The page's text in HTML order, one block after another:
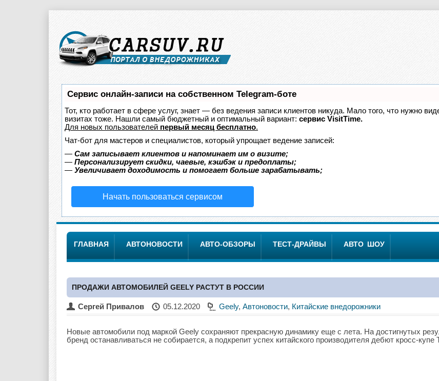
Сервис онлайн-записи на собственном Telegram-боте
Тот, кто работает в сфере услуг, знает — без ведения записи клиентов никуда. Мало того, что нужно
визитах тоже. Нашли самый бюджетный и оптимальный вариант: сервис VisitTime.
Для новых пользователей первый месяц бесплатно.
Чат-бот для мастеров и специалистов, который упрощает ведение записей:
— Сам записывает клиентов и напоминает им о визите;
— Персонализирует скидки, чаевые, кэшбэк и предоплаты;
— Увеличивает доходимость и помогает больше зарабатывать;
Начать пользоваться сервисом
ГЛАВНАЯ АВТОНОВОСТИ АВТО-ОБЗОРЫ ТЕСТ-ДРАЙВЫ АВТО ШОУ
ПРОДАЖИ АВТОМОБИЛЕЙ GEELY РАСТУТ В РОССИИ
Сергей Привалов 05.12.2020 Geely, Автоновости, Китайские внедорожники
Новые автомобили под маркой Geely сохраняют прекрасную динамику еще с лета. На достигнутых
бренд останавливаться не собирается, а подкрепит успех китайского производителя дебют кросс-купе